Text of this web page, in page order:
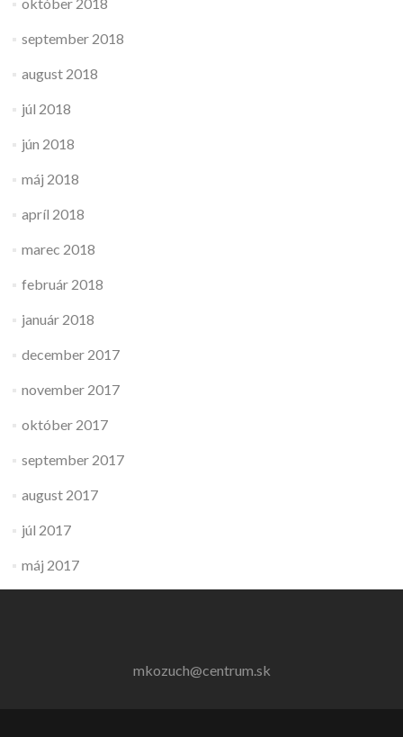
september 2018
august 2018
júl 2018
jún 2018
máj 2018
apríl 2018
marec 2018
február 2018
január 2018
december 2017
november 2017
október 2017
september 2017
august 2017
júl 2017
máj 2017
mkozuch@centrum.sk